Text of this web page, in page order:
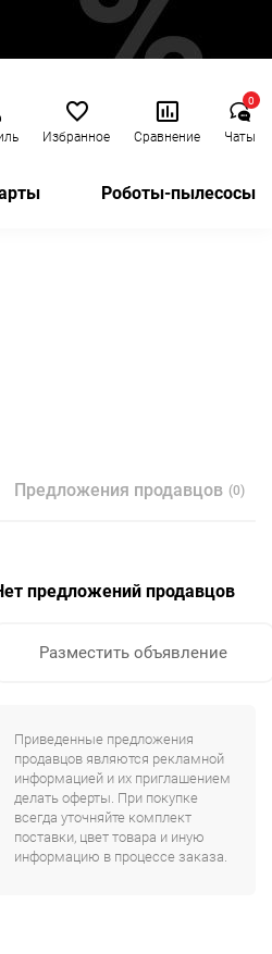
Избранное Сравнение Чаты
0
Роботы-пылесосы
Предложения продавцов (0)
предложений продавцов
Разместить объявление
Приведенные предложения
продавцов являются рекламной
информацией и их приглашением
делать оферты. При покупке
всегда уточняйте комплект
поставки, цвет товара и иную
информацию в процессе заказа.